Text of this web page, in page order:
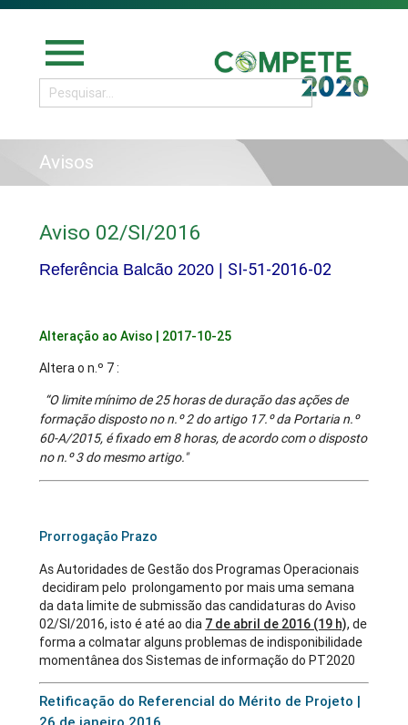
menu
Avisos
Aviso 02/SI/2016
Referência Balcão 2020 | SI-51-2016-02
Alteração ao Aviso | 2017-10-25
Altera o n.º 7 :
“O limite mínimo de 25 horas de duração das ações de
formação disposto no n.º 2 do artigo 17.º da Portaria n.º
60-A/2015, é fixado em 8 horas, de acordo com o disposto
no n.º 3 do mesmo artigo."
Prorrogação Prazo
As Autoridades de Gestão dos Programas Operacionais
decidiram pelo prolongamento por mais uma semana
da data limite de submissão das candidaturas do Aviso
02/SI/2016, isto é até ao dia 7 de abril de 2016 (19 h), de
forma a colmatar alguns problemas de indisponibilidade
momentânea dos Sistemas de informação do PT2020
Retificação do Referencial do Mérito de Projeto |